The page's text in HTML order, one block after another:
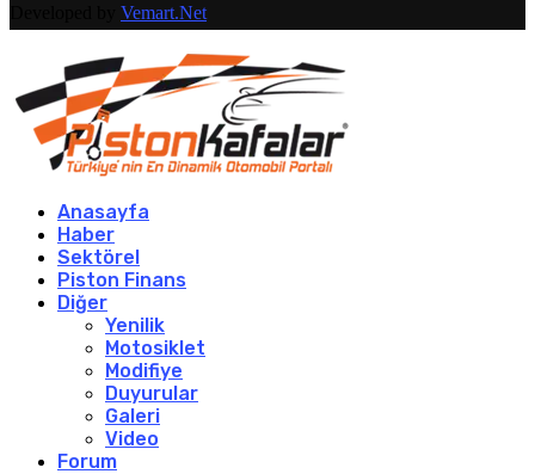
Vemart.Net
Anasayfa
Haber
Sektörel
Piston Finans
Diğer
Yenilik
Motosiklet
Modifiye
Duyurular
Galeri
Video
Forum